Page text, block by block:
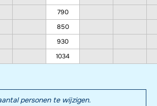
790
850
930
1034
personen te wijzigen.